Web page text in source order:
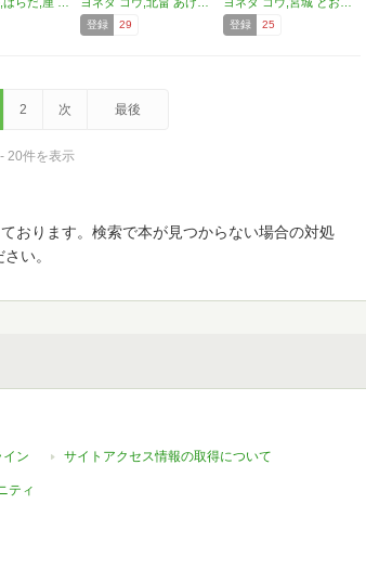
登録 29 登録 25
2 次 最後
20件を表示
おります。検索で本が見つからない場合の対処
い。
ン サイトアクセス情報の取得について
ティ